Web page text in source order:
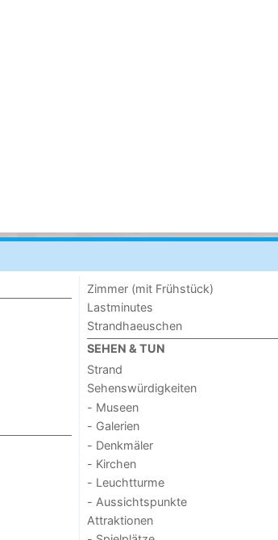
Zimmer (mit Frühstück)
Lastminutes
Strandhaeuschen
SEHEN & TUN
Strand
Sehenswürdigkeiten
- Museen
- Galerien
- Denkmäler
- Kirchen
- Leuchtturme
- Aussichtspunkte
Attraktionen